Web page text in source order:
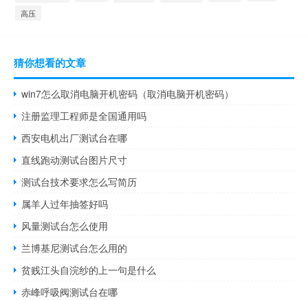
高压
猜你想看的文章
win7怎么取消电脑开机密码（取消电脑开机密码）
注册监理工程师是全国通用吗
西安电机出厂测试台在哪
直线跑动测试台图片尺寸
测试台技术要求怎么写简历
属羊人过年抽签好吗
风量测试台怎么使用
兰博基尼测试台怎么用的
贫贱江头自浣纱的上一句是什么
赤峰呼吸阀测试台在哪